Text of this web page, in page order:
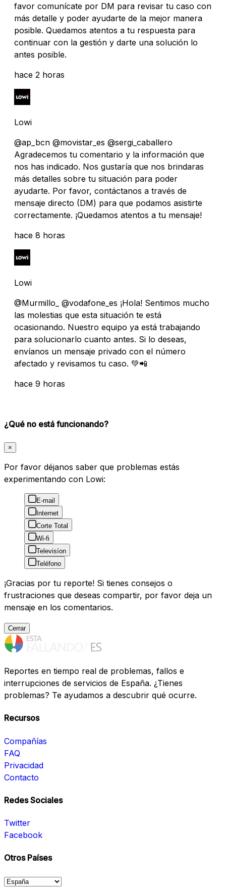
favor comunícate por DM para revisar tu caso con
más detalle y poder ayudarte de la mejor manera
posible. Quedamos atentos a tu respuesta para
continuar con la gestión y darte una solución lo
antes posible.
hace 2 horas
Lowi
@ap_bcn @movistar_es @sergi_caballero
Agradecemos tu comentario y la información que
nos has indicado. Nos gustaría que nos brindaras
más detalles sobre tu situación para poder
ayudarte. Por favor, contáctanos a través de
mensaje directo (DM) para que podamos asistirte
correctamente. ¡Quedamos atentos a tu mensaje!
hace 8 horas
Lowi
@Murmillo_ @vodafone_es ¡Hola! Sentimos mucho
las molestias que esta situación te está
ocasionando. Nuestro equipo ya está trabajando
para solucionarlo cuanto antes. Si lo deseas,
envíanos un mensaje privado con el número
afectado y revisamos tu caso. 💚📲
hace 9 horas
¿Qué no está funcionando?
×
Por favor déjanos saber que problemas estás
experimentando con Lowi:
E-mail
Internet
Corte Total
Wi-fi
Televisíon
Teléfono
¡Gracias por tu reporte! Si tienes consejos o
frustraciones que deseas compartir, por favor deja un
mensaje en los comentarios.
Cerrar
Reportes en tiempo real de problemas, fallos e
interrupciones de servicios de España. ¿Tienes
problemas? Te ayudamos a descubrir qué ocurre.
Recursos
Compañías
FAQ
Privacidad
Contacto
Redes Sociales
Twitter
Facebook
Otros Países